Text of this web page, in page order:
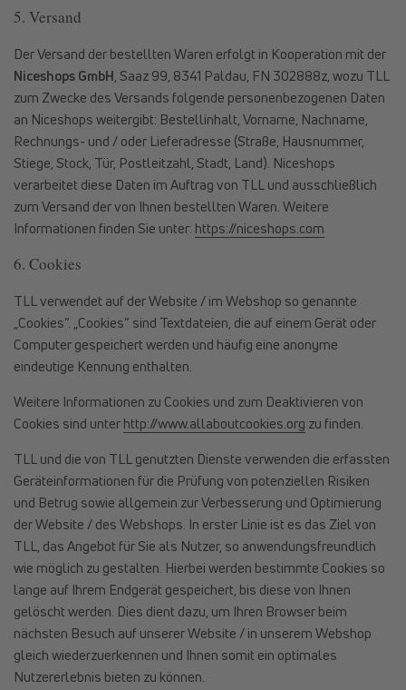
5. Versand
Der Versand der bestellten Waren erfolgt in Kooperation mit der
Niceshops GmbH, Saaz 99, 8341 Paldau, FN 302888z, wozu TLL
zum Zwecke des Versands folgende personenbezogenen Daten
an Niceshops weitergibt: Bestellinhalt, Vorname, Nachname,
Rechnungs- und / oder Lieferadresse (Straße, Hausnummer,
Stiege, Stock, Tür, Postleitzahl, Stadt, Land). Niceshops
verarbeitet diese Daten im Auftrag von TLL und ausschließlich
zum Versand der von Ihnen bestellten Waren. Weitere
Informationen finden Sie unter: https://niceshops.com
6. Cookies
TLL verwendet auf der Website / im Webshop so genannte
„Cookies“. „Cookies“ sind Textdateien, die auf einem Gerät oder
Computer gespeichert werden und häufig eine anonyme
eindeutige Kennung enthalten.
Weitere Informationen zu Cookies und zum Deaktivieren von
Cookies sind unter http://www.allaboutcookies.org zu finden.
TLL und die von TLL genutzten Dienste verwenden die erfassten
Geräteinformationen für die Prüfung von potenziellen Risiken
und Betrug sowie allgemein zur Verbesserung und Optimierung
der Website / des Webshops. In erster Linie ist es das Ziel von
TLL, das Angebot für Sie als Nutzer, so anwendungsfreundlich
wie möglich zu gestalten. Hierbei werden bestimmte Cookies so
lange auf Ihrem Endgerät gespeichert, bis diese von Ihnen
gelöscht werden. Dies dient dazu, um Ihren Browser beim
nächsten Besuch auf unserer Website / in unserem Webshop
gleich wiederzuerkennen und Ihnen somit ein optimales
Nutzererlebnis bieten zu können.